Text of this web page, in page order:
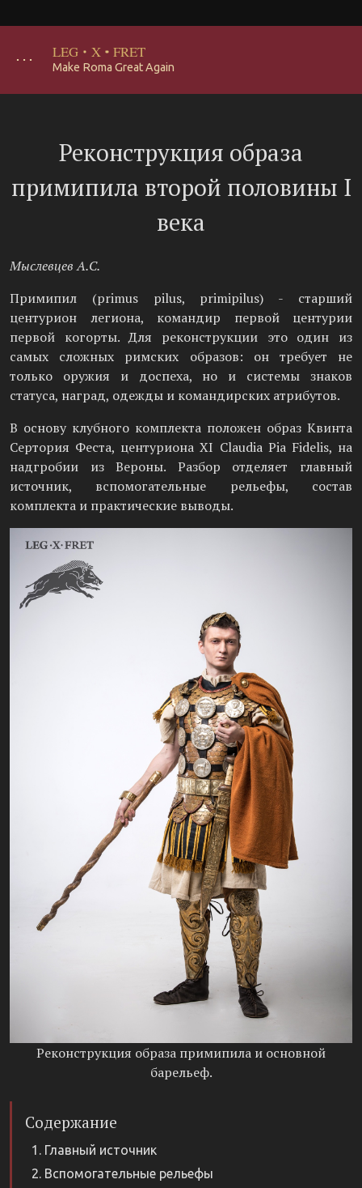
･･･ LEG · X · FRET
Make Roma Great Again
Реконструкция образа
примипила второй половины I
века
Мыслевцев А.С.
Примипил (primus pilus, primipilus) - старший
центурион легиона, командир первой центурии
первой когорты. Для реконструкции это один из
самых сложных римских образов: он требует не
только оружия и доспеха, но и системы знаков
статуса, наград, одежды и командирских атрибутов.
В основу клубного комплекта положен образ Квинта
Сертория Феста, центуриона XI Claudia Pia Fidelis, на
надгробии из Вероны. Разбор отделяет главный
источник, вспомогательные рельефы, состав
комплекта и практические выводы.
Реконструкция образа примипила и основной
барельеф.
Содержание
Главный источник
Вспомогательные рельефы